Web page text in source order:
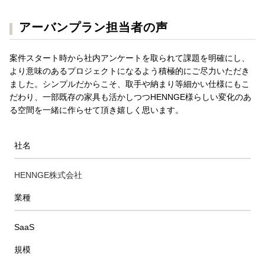
アーバンプラン担当者の声
案件スタート時から社内アンケートを取られて課題を明確にし、
より意味のあるプロジェクトになるよう積極的にご尽力いただき
ました。シンプルだからこそ、取手や納まり等細かい仕様にもこ
だわり、一部既存の家具も活かしつつHENNGE様らしい変化のあ
る空間を一緒に作らせて頂き嬉しく思います。
社名
HENNGE株式会社
業種
SaaS
規模